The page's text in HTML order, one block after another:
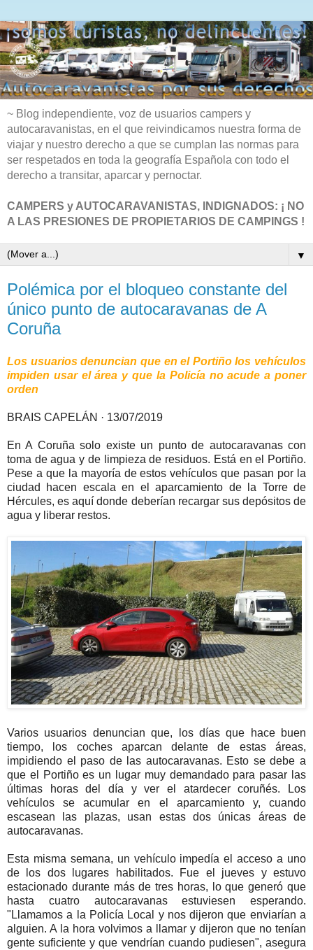
~ Blog independiente, voz de usuarios campers y
autocaravanistas, en el que reivindicamos nuestra forma de
viajar y nuestro derecho a que se cumplan las normas para
ser respetados en toda la geografía Española con todo el
derecho a transitar, aparcar y pernoctar.
CAMPERS y AUTOCARAVANISTAS, INDIGNADOS: ¡ NO
A LAS PRESIONES DE PROPIETARIOS DE CAMPINGS !
▼
Polémica por el bloqueo constante del
único punto de autocaravanas de A
Coruña
Los usuarios denuncian que en el Portiño los vehículos
impiden usar el área y que la Policía no acude a poner
orden
BRAIS CAPELÁN · 13/07/2019
En A Coruña solo existe un punto de autocaravanas con
toma de agua y de limpieza de residuos. Está en el Portiño.
Pese a que la mayoría de estos vehículos que pasan por la
ciudad hacen escala en el aparcamiento de la Torre de
Hércules, es aquí donde deberían recargar sus depósitos de
agua y liberar restos.
Varios usuarios denuncian que, los días que hace buen
tiempo, los coches aparcan delante de estas áreas,
impidiendo el paso de las autocaravanas. Esto se debe a
que el Portiño es un lugar muy demandado para pasar las
últimas horas del día y ver el atardecer coruñés. Los
vehículos se acumular en el aparcamiento y, cuando
escasean las plazas, usan estas dos únicas áreas de
autocaravanas.
Esta misma semana, un vehículo impedía el acceso a uno
de los dos lugares habilitados. Fue el jueves y estuvo
estacionado durante más de tres horas, lo que generó que
hasta cuatro autocaravanas estuviesen esperando.
"Llamamos a la Policía Local y nos dijeron que enviarían a
alguien. A la hora volvimos a llamar y dijeron que no tenían
gente suficiente y que vendrían cuando pudiesen", asegura